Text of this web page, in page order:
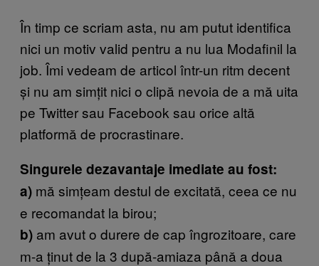
În timp ce scriam asta, nu am putut identifica
nici un motiv valid pentru a nu lua Modafinil la
job. Îmi vedeam de articol într-un ritm decent
și nu am simțit nici o clipă nevoia de a mă uita
pe Twitter sau Facebook sau orice altă
platformă de procrastinare.
Singurele dezavantaje imediate au fost:
a) mă simțeam destul de excitată, ceea ce nu
e recomandat la birou;
b) am avut o durere de cap îngrozitoare, care
m-a ținut de la 3 după-amiaza până a doua